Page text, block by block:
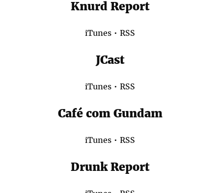
Knurd Report
iTunes • RSS
JCast
iTunes • RSS
Café com Gundam
iTunes • RSS
Drunk Report